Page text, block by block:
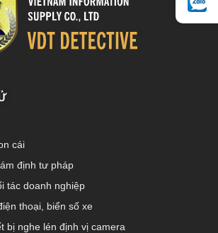
cái
định tư pháp
tác doanh nghiệp
thoại, biển số xe
bị nghe lén định vị camera